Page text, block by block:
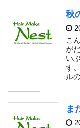
秋
こ
が
い
す
ル
ま